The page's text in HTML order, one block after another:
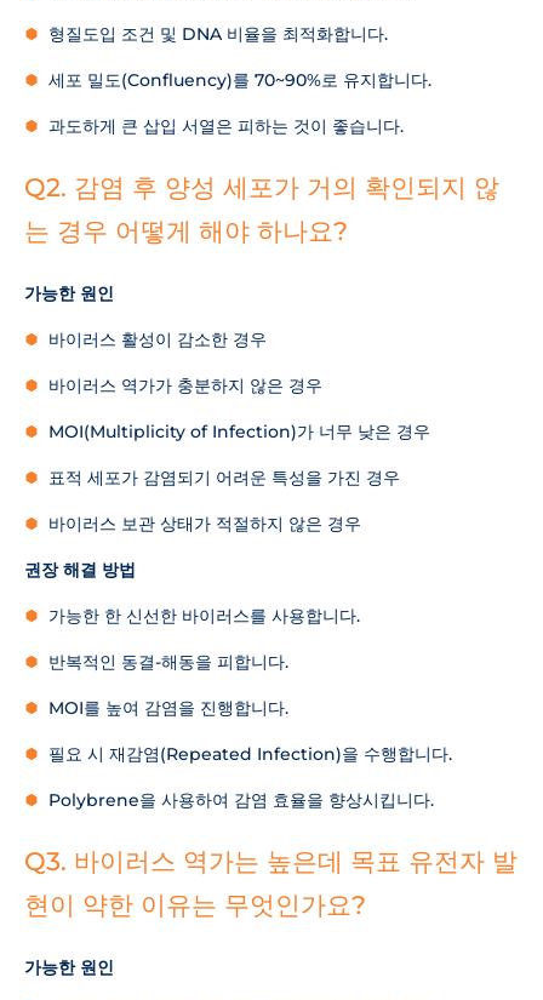
형질도입 조건 및 DNA 비율을 최적화합니다.
세포 밀도(Confluency)를 70~90%로 유지합니다.
과도하게 큰 삽입 서열은 피하는 것이 좋습니다.
Q2. 감염 후 양성 세포가 거의 확인되지 않
는 경우 어떻게 해야 하나요?
가능한 원인
바이러스 활성이 감소한 경우
바이러스 역가가 충분하지 않은 경우
MOI(Multiplicity of Infection)가 너무 낮은 경우
표적 세포가 감염되기 어려운 특성을 가진 경우
바이러스 보관 상태가 적절하지 않은 경우
권장 해결 방법
가능한 한 신선한 바이러스를 사용합니다.
반복적인 동결-해동을 피합니다.
MOI를 높여 감염을 진행합니다.
필요 시 재감염(Repeated Infection)을 수행합니다.
Polybrene을 사용하여 감염 효율을 향상시킵니다.
Q3. 바이러스 역가는 높은데 목표 유전자 발
현이 약한 이유는 무엇인가요?
가능한 원인